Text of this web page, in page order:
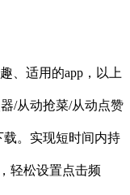
、适用的app，以上
/从动抢菜/从动点赞
。实现短时间内持
轻松设置点击频